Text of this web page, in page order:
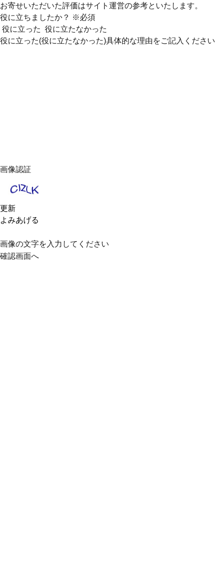
お寄せいただいた評価はサイト運営の参考といたします。
役に立ちましたか？ ※必須
役に立った 役に立たなかった
役に立った(役に立たなかった)具体的な理由をご記入ください
画像認証
更新
よみあげる
画像の文字を入力してください